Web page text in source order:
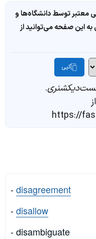
معتبر توسط دانشگاه‌ها و
این صفحه می‌توانید از
کپی
.
۱۴۰۵، از
https://
-disagreement
-disallow
- disambiguate